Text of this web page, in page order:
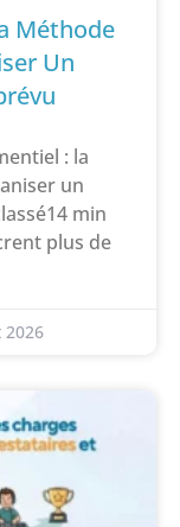
Méthode
Un
: la
un
min
plus de